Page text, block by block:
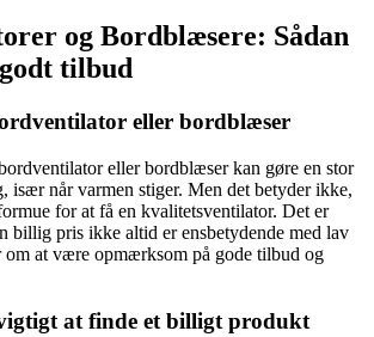
og Bordblæsere: Sådan
tilbud
eller bordblæser
eller bordblæser kan gøre en stor
især når varmen stiger. Men det betyder ikke,
for at få en kvalitetsventilator. Det er
billig pris ikke altid er ensbetydende med lav
om at være opmærksom på gode tilbud og
at finde et billigt produkt